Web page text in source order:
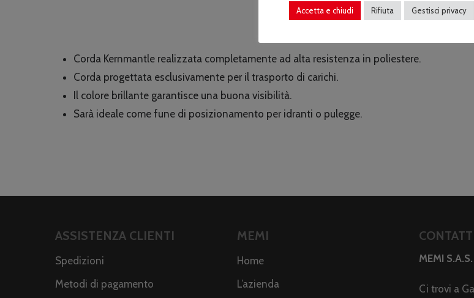
Corda Kernmantle realizzata completamente ad alta resistenza in poliestere.
Corda progettata esclusivamente per il trasporto di carichi.
Il colore brillante garantisce una buona visibilità.
Sarà ideale come fune di posizionamento per idranti o pulegge.
ASSISTENZA CLIENTI
Spedizioni
Metodi di pagamento
MEMI
Home
L’azienda
MEMI S.A.S.
Ci trovi a
Accetta e chiudi Rifiuta Gestisci privacy